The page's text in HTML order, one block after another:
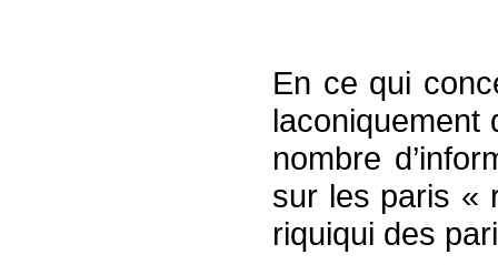
En ce qui
laconiquement
nombre
sur les paris «
riquiqui des